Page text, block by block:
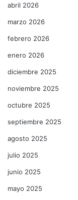
abril 2026
marzo 2026
febrero 2026
enero 2026
diciembre 2025
noviembre 2025
octubre 2025
septiembre 2025
agosto 2025
julio 2025
junio 2025
mayo 2025